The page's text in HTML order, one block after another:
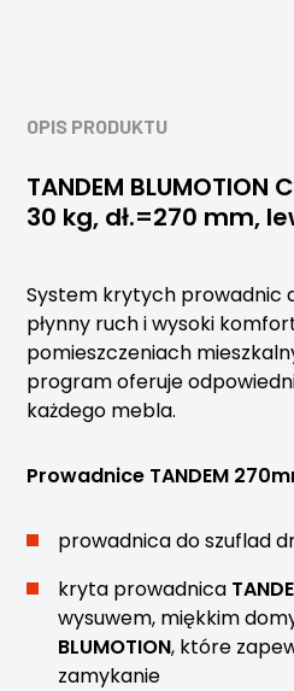
OPIS PRODUKTU
TANDEM
30 kg, dł.=270 mm,
System krytych prowadnic
płynny ruch i wysoki
pomieszczeniach
program oferuje
każdego mebla.
Prowadnice TANDEM
prowadnica do szuflad
kryta prowadnica
wysuwem, miękkim
BLUMOTION, które
zamykanie